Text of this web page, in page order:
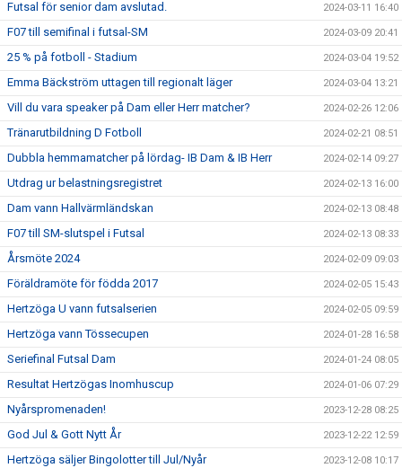
Futsal för senior dam avslutad. 2024-03-11 16:40
F07 till semifinal i futsal-SM 2024-03-09 20:41
25 % på fotboll - Stadium 2024-03-04 19:52
Emma Bäckström uttagen till regionalt läger 2024-03-04 13:21
Vill du vara speaker på Dam eller Herr matcher? 2024-02-26 12:06
Tränarutbildning D Fotboll 2024-02-21 08:51
Dubbla hemmamatcher på lördag- IB Dam & IB Herr 2024-02-14 09:27
Utdrag ur belastningsregistret 2024-02-13 16:00
Dam vann Hallvärmländskan 2024-02-13 08:48
F07 till SM-slutspel i Futsal 2024-02-13 08:33
Årsmöte 2024 2024-02-09 09:03
Föräldramöte för födda 2017 2024-02-05 15:43
Hertzöga U vann futsalserien 2024-02-05 09:59
Hertzöga vann Tössecupen 2024-01-28 16:58
Seriefinal Futsal Dam 2024-01-24 08:05
Resultat Hertzögas Inomhuscup 2024-01-06 07:29
Nyårspromenaden! 2023-12-28 08:25
God Jul & Gott Nytt År 2023-12-22 12:59
Hertzöga säljer Bingolotter till Jul/Nyår 2023-12-08 10:17